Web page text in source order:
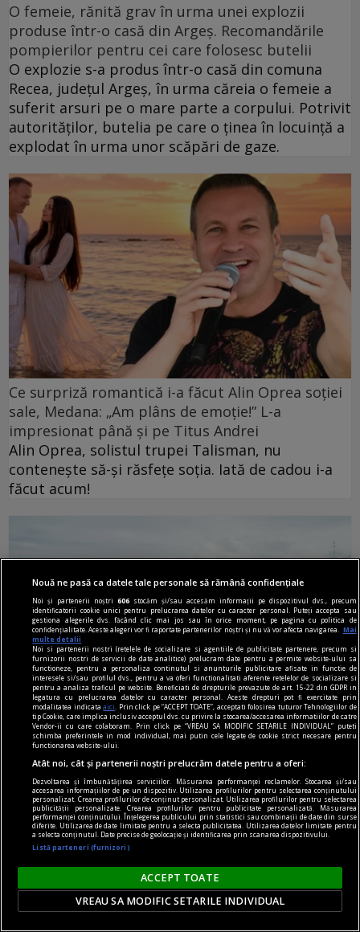
O femeie, rănită grav în urma unei explozii
produse într-o casă din Argeș. Recomandările
pompierilor pentru cei care folosesc butelii
O explozie s-a produs într-o casă din comuna
Recea, județul Argeș, în urma căreia o femeie a
suferit arsuri pe o mare parte a corpului. Potrivit
autorităților, butelia pe care o ținea în locuință a
explodat în urma unor scăpări de gaze.
Ce surpriză romantică i-a făcut Alin Oprea soției
sale, Medana: „Am plâns de emoție!” L-a
impresionat până și pe Titus Andrei
Alin Oprea, solistul trupei Talisman, nu
contenește să-și răsfețe soția. Iată de cadou i-a
făcut acum!
Vacanță în Italia 2026: cât te costă plaja,
mâncarea și cafeaua. Trucurile care te ajută să
economisești sute de euro
Italia continuă să fie una dintre destinațiile
preferate ale românilor pentru concediul de
vară, însă sezonul 2026 vine cu prețuri mai mari
pentru multe servicii turistice. De la șezlongurile
de pe plajă până la costurile de cazare, turiștii
trebuie să își planifice atent bugetul.
Nouă ne pasă ca datele tale personale să rămână confidențiale
Noi și partenerii noștri606 stocăm și/sau accesăm informații pe dispozitivul dvs., precum
identificatorii cookie unici pentru prelucrarea datelor cu caracter personal. Puteți accepta sau
gestiona alegerile dvs. făcând clic mai jos sau în orice moment, pe pagina cu politica de
confidențialitate. Aceste alegeri vor fi raportate partenerilor noștri și nu vă vor afecta navigarea.
Mai
multe detalii
Noi si partenerii nostri (retelele de socializare si agentiile de publicitate partenere, precum si
furnizorii nostri de servicii de date analitice) prelucram date pentru a permite website-ului sa
functioneze, pentru a personaliza continutul si anunturile publicitare afisate in functie de
interesele si/sau profilul dvs., pentru a va oferi functionalitati aferente retelelor de socializare si
pentru a analiza traficul pe website. Beneficiati de drepturile prevazute de art. 15-22 din GDPR in
legatura cu prelucrarea datelor cu caracter personal. Aceste drepturi pot fi exercitate prin
modalitatea indicataaici
. Prin click pe “ACCEPT TOATE”, acceptati folosirea tuturor Tehnologiilor de
tip Cookie, care implica inclusiv acceptul dvs. cu privire la stocarea/accesarea informatiilor de catre
Vendor-ii cu care colaboram. Prin click pe “VREAU SA MODIFIC SETARILE INDIVIDUAL” puteti
schimba preferintele in mod individual, mai putin cele legate de cookie strict necesare pentru
functionarea website-ului.
Atât noi, cât și partenerii noștri prelucrăm datele pentru a oferi:
Dezvoltarea și îmbunătățirea serviciilor. Măsurarea performanței reclamelor. Stocarea și/sau
accesarea informațiilor de pe un dispozitiv. Utilizarea profilurilor pentru selectarea conținutului
personalizat. Crearea profilurilor de conținut personalizat. Utilizarea profilurilor pentru selectarea
publicității personalizate. Crearea profilurilor pentru publicitate personalizată. Măsurarea
performanței conținutului. Înțelegerea publicului prin statistici sau combinații de date din surse
diferite. Utilizarea de date limitate pentru a selecta publicitatea. Utilizarea datelor limitate pentru
a selecta conținutul. Date precise de geolocație și identificarea prin scanarea dispozitivului.
Listă parteneri (furnizori)
ACCEPT TOATE
VREAU SA MODIFIC SETARILE INDIVIDUAL